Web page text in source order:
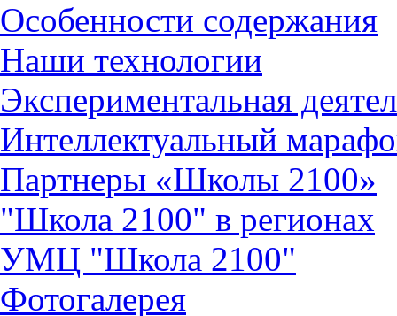
Особенности содержания
Наши технологии
Экспериментальная
Интеллектуальный
Партнеры «Школы 2100»
"Школа 2100" в регионах
УМЦ "Школа 2100"
Фотогалерея